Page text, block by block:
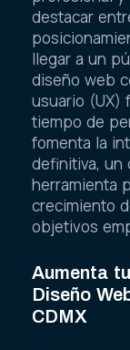
destacar
llegar a un
diseño web
usuario (UX)
tiempo de
fomenta la
definitiva, un
herramienta
crecimiento
objetivos
Aumenta
Diseño
CDMX